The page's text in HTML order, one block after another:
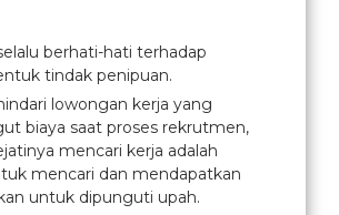
berhati-hati terhadap
tindak penipuan.
lowongan kerja yang
biaya saat proses rekrutmen,
mencari kerja adalah
mencari dan mendapatkan
untuk dipunguti upah.